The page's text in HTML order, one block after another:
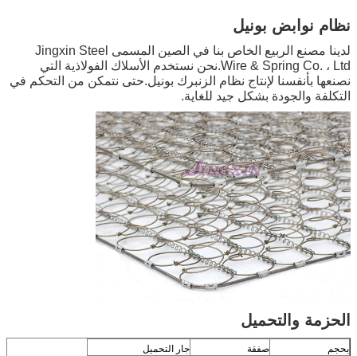
نظام نوابض بونيل
لدينا مصنع الربيع الخاص بنا في الصين المسمى Jingxin Steel
Wire & Spring Co. ، Ltd.نحن نستخدم الأسلاك الفولاذية التي
نصنعها بأنفسنا لإنتاج نظام الزنبرك بونيل.حتى نتمكن من التحكم في
التكلفة والجودة بشكل جيد للغاية.
الحزمة والتحميل
بحجم صفقة
جار التحميل